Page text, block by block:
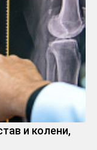
и колени,